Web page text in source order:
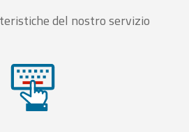
del nostro servizio